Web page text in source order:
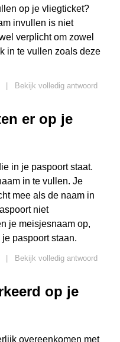
op je vliegticket?
invullen is niet
verplicht om zowel
in te vullen zoals deze
Bekijk volledig antwoord
er op je
in je paspoort staat.
in te vullen. Je
mee als de naam in
niet
je meisjesnaam op,
paspoort staan.
Bekijk volledig antwoord
op je
overeenkomen met